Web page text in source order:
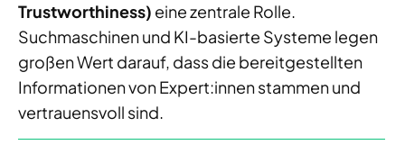
Trustworthiness) eine zentrale Rolle.
Suchmaschinen und KI-basierte Systeme legen
großen Wert darauf, dass die bereitgestellten
Informationen von Expert:innen stammen und
vertrauensvoll sind.